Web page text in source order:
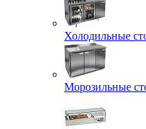
Холодильные
Морозильные